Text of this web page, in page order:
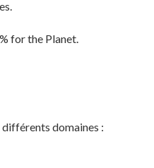
for the Planet.
domaines :